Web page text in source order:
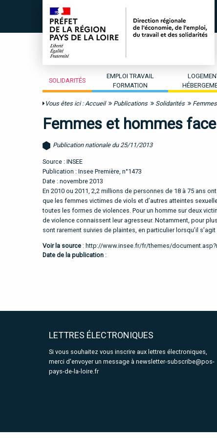
SOLIDARITÉS
EMPLOI TRAVAIL
FORMATION
Vous êtes ici : Accueil Publications Solidarités
Femmes et hommes
Publication nationale du 25/11/2013
Source : INSEE
Publication : Insee Première, n°1473
Date : novembre 2013
En 2010 ou 2011, 2,2 millions de personnes de 18 à 75 ans
que les femmes victimes de viols et d’autres atteintes
toutes les formes de violences. Pour un homme sur deux
de violence connaissent leur agresseur. Notamment, pour
sont rarement suivies de plaintes, en particulier lorsqu’il
Voir la source : http://www.insee.fr/fr/themes/
Date de la publication :
LETTRES ÉLECTRONIQUES
Si vous souhaitez vous inscrire aux lettres électroniques,
merci d'envoyer un message à newsletter-subscribe@pos-
pays-de-la-loire.fr